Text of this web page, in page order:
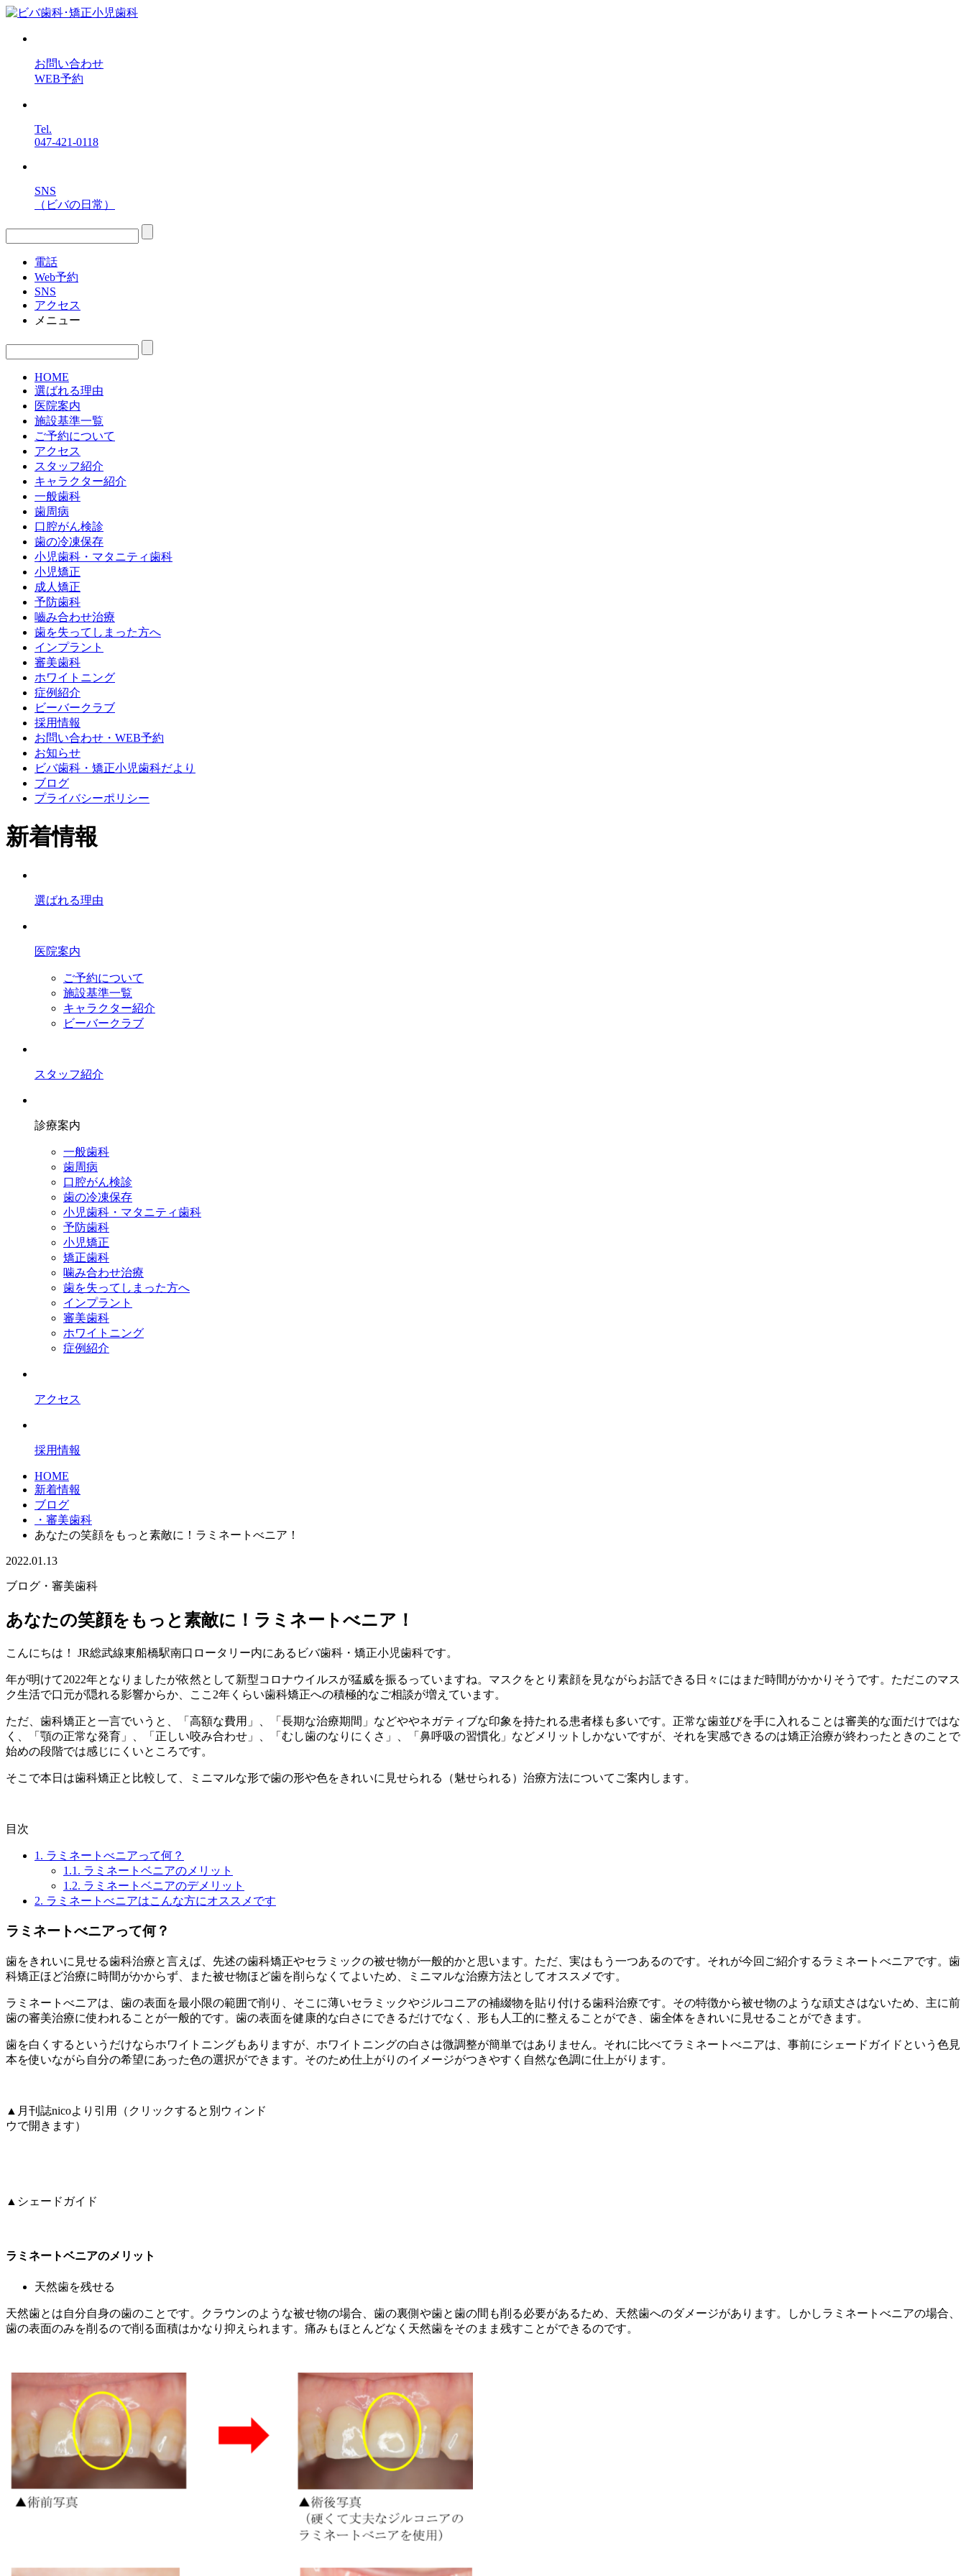
お問い合わせ
WEB予約
Tel.
047-421-0118
SNS
（ビバの日常）
電話
Web予約
SNS
アクセス
メニュー
HOME
選ばれる理由
医院案内
施設基準一覧
ご予約について
アクセス
スタッフ紹介
キャラクター紹介
一般歯科
歯周病
口腔がん検診
歯の冷凍保存
小児歯科・マタニティ歯科
小児矯正
成人矯正
予防歯科
嚙み合わせ治療
歯を失ってしまった方へ
インプラント
審美歯科
ホワイトニング
症例紹介
ビーバークラブ
採用情報
お問い合わせ・WEB予約
お知らせ
ビバ歯科・矯正小児歯科だより
ブログ
プライバシーポリシー
新着情報
選ばれる理由
医院案内
ご予約について
施設基準一覧
キャラクター紹介
ビーバークラブ
スタッフ紹介
診療案内
一般歯科
歯周病
口腔がん検診
歯の冷凍保存
小児歯科・マタニティ歯科
予防歯科
小児矯正
矯正歯科
噛み合わせ治療
歯を失ってしまった方へ
インプラント
審美歯科
ホワイトニング
症例紹介
アクセス
採用情報
HOME
新着情報
ブログ
・審美歯科
あなたの笑顔をもっと素敵に！ラミネートべニア！
2022.01.13
ブログ ・審美歯科
あなたの笑顔をもっと素敵に！ラミネートべニア！
こんにちは！ JR総武線東船橋駅南口ロータリー内にあるビバ歯科・矯正小児歯科です。
年が明けて2022年となりましたが依然として新型コロナウイルスが猛威を振るっていますね。マスクをとり素顔を見ながらお話できる日々にはまだ時間がかかりそうです。ただこのマス
ク生活で口元が隠れる影響からか、ここ2年くらい歯科矯正への積極的なご相談が増えています。
ただ、歯科矯正と一言でいうと、「高額な費用」、「長期な治療期間」などややネガティブな印象を持たれる患者様も多いです。正常な歯並びを手に入れることは審美的な面だけではな
く、「顎の正常な発育」、「正しい咬み合わせ」、「むし歯のなりにくさ」、「鼻呼吸の習慣化」などメリットしかないですが、それを実感できるのは矯正治療が終わったときのことで
始めの段階では感じにくいところです。
そこで本日は歯科矯正と比較して、ミニマルな形で歯の形や色をきれいに見せられる（魅せられる）治療方法についてご案内します。
目次
1. ラミネートべニアって何？
1.1. ラミネートベニアのメリット
1.2. ラミネートベニアのデメリット
2. ラミネートべニアはこんな方にオススメです
ラミネートべニアって何？
歯をきれいに見せる歯科治療と言えば、先述の歯科矯正やセラミックの被せ物が一般的かと思います。ただ、実はもう一つあるのです。それが今回ご紹介するラミネートべニアです。歯
科矯正ほど治療に時間がかからず、また被せ物ほど歯を削らなくてよいため、ミニマルな治療方法としてオススメです。
ラミネートべニアは、歯の表面を最小限の範囲で削り、そこに薄いセラミックやジルコニアの補綴物を貼り付ける歯科治療です。その特徴から被せ物のような頑丈さはないため、主に前
歯の審美治療に使われることが一般的です。歯の表面を健康的な白さにできるだけでなく、形も人工的に整えることができ、歯全体をきれいに見せることができます。
歯を白くするというだけならホワイトニングもありますが、ホワイトニングの白さは微調整が簡単ではありません。それに比べてラミネートべニアは、事前にシェードガイドという色見
本を使いながら自分の希望にあった色の選択ができます。そのため仕上がりのイメージがつきやすく自然な色調に仕上がります。
▲月刊誌nicoより引用（クリックすると別ウィンド
ウで開きます）
▲シェードガイド
ラミネートベニアのメリット
天然歯を残せる
天然歯とは自分自身の歯のことです。クラウンのような被せ物の場合、歯の裏側や歯と歯の間も削る必要があるため、天然歯へのダメージがあります。しかしラミネートべニアの場合、
歯の表面のみを削るので削る面積はかなり抑えられます。痛みもほとんどなく天然歯をそのまま残すことができるのです。